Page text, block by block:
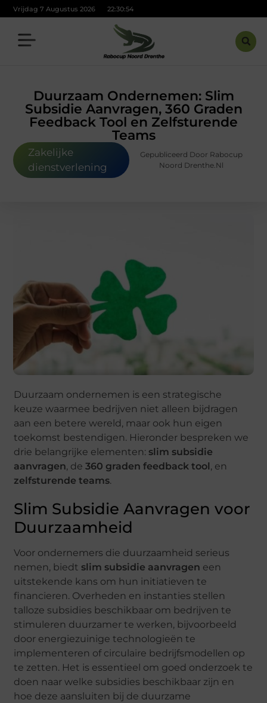
Vrijdag 7 Augustus 2026 22:30:55
Duurzaam Ondernemen: Slim
Subsidie Aanvragen, 360 Graden
Feedback Tool en Zelfsturende
Teams
Zakelijke
dienstverlening
Gepubliceerd Door Rabocup
Noord Drenthe.nl
Duurzaam ondernemen is een strategische
keuze waarmee bedrijven niet alleen bijdragen
aan een betere wereld, maar ook hun eigen
toekomst bestendigen. Hieronder bespreken we
drie belangrijke elementen: slim subsidie
aanvragen, de360 graden feedback tool, en
zelfsturende teams.
Slim Subsidie Aanvragen voor
Duurzaamheid
Voor ondernemers die duurzaamheid serieus
nemen, biedt slim subsidie aanvragen een
uitstekende kans om hun initiatieven te
financieren. Overheden en instanties stellen
talloze subsidies beschikbaar om bedrijven te
stimuleren duurzamer te werken, bijvoorbeeld
door energiezuinige technologieën te
implementeren of circulaire bedrijfsmodellen op
te zetten. Het is essentieel om goed onderzoek te
doen naar welke subsidies beschikbaar zijn en
hoe deze aansluiten bij de duurzame